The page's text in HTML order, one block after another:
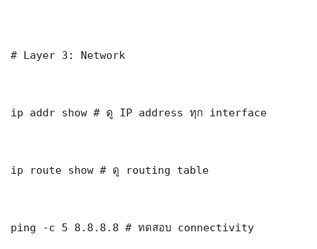
# Layer 3: Network
ip addr show # ดู IP address ทุก interface
ip route show # ดู routing table
ping -c 5 8.8.8.8 # ทดสอบ connectivity